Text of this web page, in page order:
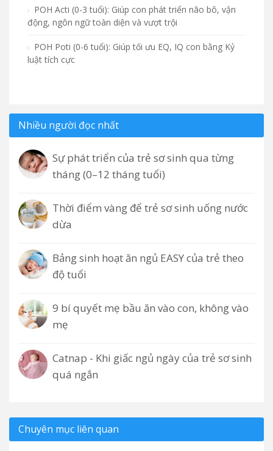
POH Acti (0-3 tuổi): Giúp con phát triển não bô, vận
động, ngôn ngữ toàn diện và vượt trội
POH Poti (0-6 tuổi): Giúp tối ưu EQ, IQ con bằng Kỷ
luật tích cực
Nhiều người đọc nhất
Sự phát triển của trẻ sơ sinh qua từng
tháng (0–12 tháng tuổi)
Thời điểm vàng để trẻ sơ sinh uống nước
dừa
Bảng sinh hoạt ăn ngủ EASY của trẻ theo
độ tuổi
9 bí quyết mẹ bầu ăn vào con, không vào
mẹ
Catnap - Khi giấc ngủ ngày của trẻ sơ sinh
quá ngắn
Chuyên mục liên quan